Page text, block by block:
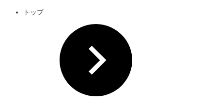
トップ